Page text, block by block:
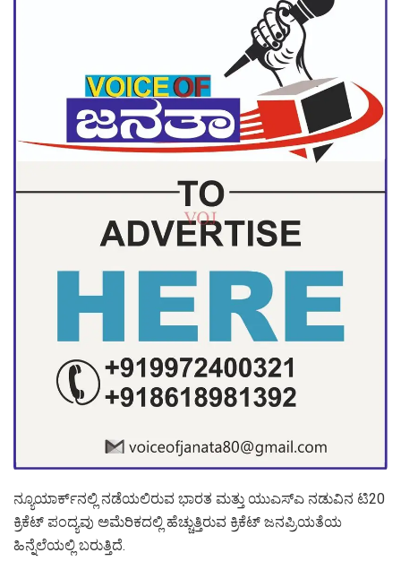
ನ್ಯೂಯಾರ್ಕ್‌ನಲ್ಲಿ ನಡೆಯಲಿರುವ ಭಾರತ ಮತ್ತು ಯುಎಸ್‌ಎ ನಡುವಿನ ಟಿ20
ಕ್ರಿಕೆಟ್ ಪಂದ್ಯವು ಅಮೆರಿಕದಲ್ಲಿ ಹೆಚ್ಚುತ್ತಿರುವ ಕ್ರಿಕೆಟ್ ಜನಪ್ರಿಯತೆಯ
ಹಿನ್ನೆಲೆಯಲ್ಲಿ ಬರುತ್ತಿದೆ.